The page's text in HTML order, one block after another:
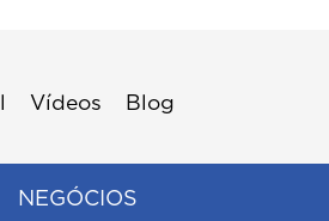
Vídeos Blog
NEGÓCIOS